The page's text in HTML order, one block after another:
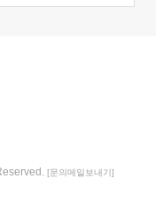
[문의메일보내기]